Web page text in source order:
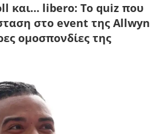
και… libero: Το quiz που
στο event της Allwyn
ομοσπονδίες της